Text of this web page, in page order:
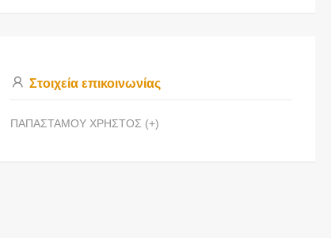
Στοιχεία επικοινωνίας
ΠΑΠΑΣΤΑΜΟΥ ΧΡΗΣΤΟΣ (+)